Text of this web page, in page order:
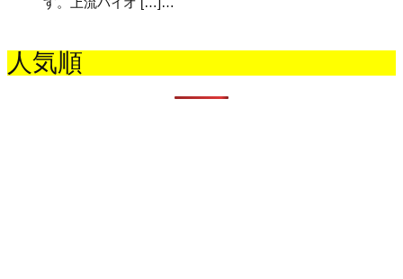
人気順